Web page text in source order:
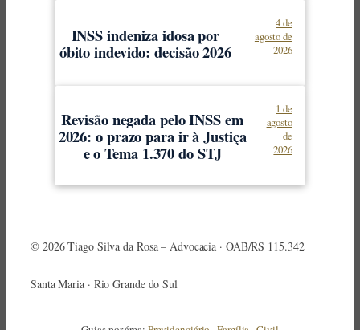
INSS indeniza idosa por
óbito indevido: decisão 2026
4 de
agosto de
2026
Revisão negada pelo INSS em
2026: o prazo para ir à Justiça
e o Tema 1.370 do STJ
1 de
agosto
de
2026
© 2026 Tiago Silva da Rosa – Advocacia · OAB/RS 115.342
Santa Maria · Rio Grande do Sul